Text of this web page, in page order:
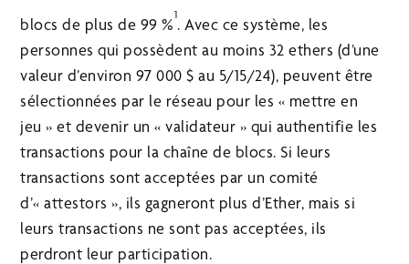
blocs de plus de 99 %1. Avec ce système, les
personnes qui possèdent au moins 32 ethers (d’une
valeur d’environ 97 000 $ au 5/15/24), peuvent être
sélectionnées par le réseau pour les « mettre en
jeu » et devenir un « validateur » qui authentifie les
transactions pour la chaîne de blocs. Si leurs
transactions sont acceptées par un comité
d’« attestors », ils gagneront plus d’Ether, mais si
leurs transactions ne sont pas acceptées, ils
perdront leur participation.